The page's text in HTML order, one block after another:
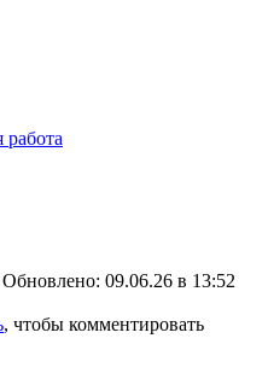
Обновлено: 09.06.26 в 13:52
, чтобы комментировать